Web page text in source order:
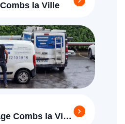
la Ville
Combs la Ville